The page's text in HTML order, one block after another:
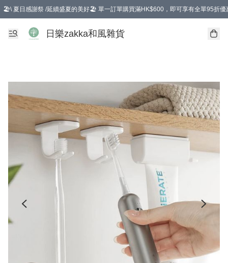
🏖️\ 夏日感謝祭 /延續盛夏的美好🏖️ 單一訂單購買滿HK$600，即可享有全單95折優
選擇GoGoX住宅/工商地址配送，單一訂單消費購物滿HK$680(折扣後），可享有
日樂zakka和風雜貨